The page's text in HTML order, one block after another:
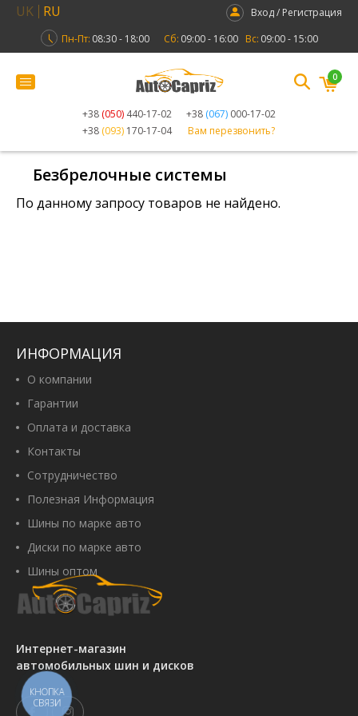
UK RU
Вход / Регистрация
Пн-Пт: 08:30 - 18:00 Сб: 09:00 - 16:00 Вс: 09:00 - 15:00
+38 (050) 440-17-02 +38 (067) 000-17-02
+38 (093) 170-17-04 Вам перезвонить?
0
Безбрелочные системы
По данному запросу товаров не найдено.
Интернет-магазин
автомобильных шин и дисков
ИНФОРМАЦИЯ
О компании
Гарантии
Оплата и доставка
Контакты
Сотрудничество
Полезная Информация
Шины по марке авто
Диски по марке авто
Шины оптом
КНОПКА
СВЯЗИ